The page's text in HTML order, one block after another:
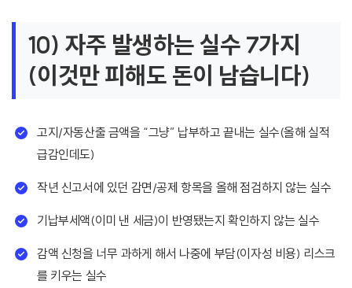
10) 자주 발생하는 실수 7가지
(이것만 피해도 돈이 남습니다)
고지/자동산출 금액을 “그냥” 납부하고 끝내는 실수(올해 실적
급감인데도)
작년 신고서에 있던 감면/공제 항목을 올해 점검하지 않는 실수
기납부세액(이미 낸 세금)이 반영됐는지 확인하지 않는 실수
감액 신청을 너무 과하게 해서 나중에 부담(이자성 비용) 리스크
를 키우는 실수